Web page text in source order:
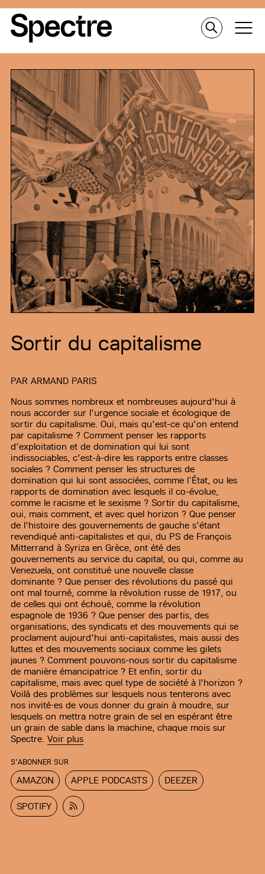
Sortir du capitalisme
PARARMAND PARIS
Nous sommes nombreux et nombreuses aujourd'hui à
nous accorder sur l'urgence sociale et écologique de
sortir du capitalisme. Oui, mais qu'est-ce qu'on entend
par capitalisme ? Comment penser les rapports
d'exploitation et de domination qui lui sont
indissociables, c'est-à-dire les rapports entre classes
sociales ? Comment penser les structures de
domination qui lui sont associées, comme l’État, ou les
rapports de domination avec lesquels il co-évolue,
comme le racisme et le sexisme ? Sortir du capitalisme,
oui, mais comment, et avec quel horizon ? Que penser
de l'histoire des gouvernements de gauche s'étant
revendiqué anti-capitalistes et qui, du PS de François
Mitterrand à Syriza en Grèce, ont été des
gouvernements au service du capital, ou qui, comme au
Venezuela, ont constitué une nouvelle classe
dominante ? Que penser des révolutions du passé qui
ont mal tourné, comme la révolution russe de 1917, ou
de celles qui ont échoué, comme la révolution
espagnole de 1936 ? Que penser des partis, des
organisations, des syndicats et des mouvements qui se
proclament aujourd'hui anti-capitalistes, mais aussi des
luttes et des mouvements sociaux comme les gilets
jaunes ? Comment pouvons-nous sortir du capitalisme
de manière émancipatrice ? Et enfin, sortir du
capitalisme, mais avec quel type de société à l'horizon ?
Voilà des problèmes sur lesquels nous tenterons avec
nos invité·es de vous donner du grain à moudre, sur
lesquels on mettra notre grain de sel en espérant être
un grain de sable dans la machine, chaque mois sur
Spectre.Voir plus
S’ABONNER SUR
AMAZON APPLE PODCASTS DEEZER
SPOTIFY